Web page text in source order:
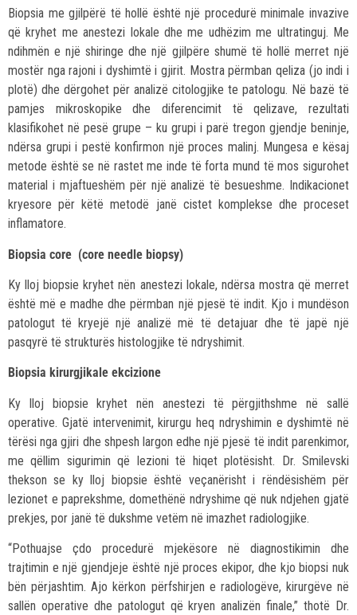
Biopsia me gjilpërë të hollë është një procedurë minimale invazive
që kryhet me anestezi lokale dhe me udhëzim me ultratinguj. Me
ndihmën e një shiringe dhe një gjilpëre shumë të hollë merret një
mostër nga rajoni i dyshimtë i gjirit. Mostra përmban qeliza (jo indi i
plotë) dhe dërgohet për analizë citologjike te patologu. Në bazë të
pamjes mikroskopike dhe diferencimit të qelizave, rezultati
klasifikohet në pesë grupe – ku grupi i parë tregon gjendje beninje,
ndërsa grupi i pestë konfirmon një proces malinj. Mungesa e kësaj
metode është se në rastet me inde të forta mund të mos sigurohet
material i mjaftueshëm për një analizë të besueshme. Indikacionet
kryesore për këtë metodë janë cistet komplekse dhe proceset
inflamatore.
Biopsia core (core needle biopsy)
Ky lloj biopsie kryhet nën anestezi lokale, ndërsa mostra që merret
është më e madhe dhe përmban një pjesë të indit. Kjo i mundëson
patologut të kryejë një analizë më të detajuar dhe të japë një
pasqyrë të strukturës histologjike të ndryshimit.
Biopsia kirurgjikale ekcizione
Ky lloj biopsie kryhet nën anestezi të përgjithshme në sallë
operative. Gjatë intervenimit, kirurgu heq ndryshimin e dyshimtë në
tërësi nga gjiri dhe shpesh largon edhe një pjesë të indit parenkimor,
me qëllim sigurimin që lezioni të hiqet plotësisht. Dr. Smilevski
thekson se ky lloj biopsie është veçanërisht i rëndësishëm për
lezionet e paprekshme, domethënë ndryshime që nuk ndjehen gjatë
prekjes, por janë të dukshme vetëm në imazhet radiologjike.
“Pothuajse çdo procedurë mjekësore në diagnostikimin dhe
trajtimin e një gjendjeje është një proces ekipor, dhe kjo biopsi nuk
bën përjashtim. Ajo kërkon përfshirjen e radiologëve, kirurgëve në
sallën operative dhe patologut që kryen analizën finale,” thotë Dr.